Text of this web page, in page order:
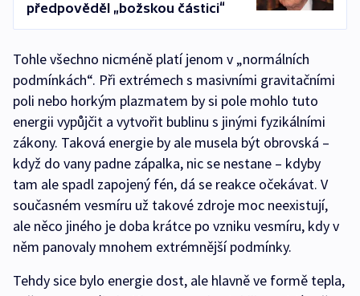
předpověděl „božskou částici“
Tohle všechno nicméně platí jenom v „normálních
podmínkách“. Při extrémech s masivními gravitačními
poli nebo horkým plazmatem by si pole mohlo tuto
energii vypůjčit a vytvořit bublinu s jinými fyzikálními
zákony. Taková energie by ale musela být obrovská –
když do vany padne zápalka, nic se nestane – kdyby
tam ale spadl zapojený fén, dá se reakce očekávat. V
současném vesmíru už takové zdroje moc neexistují,
ale něco jiného je doba krátce po vzniku vesmíru, kdy v
něm panovaly mnohem extrémnější podmínky.
Tehdy sice bylo energie dost, ale hlavně ve formě tepla,